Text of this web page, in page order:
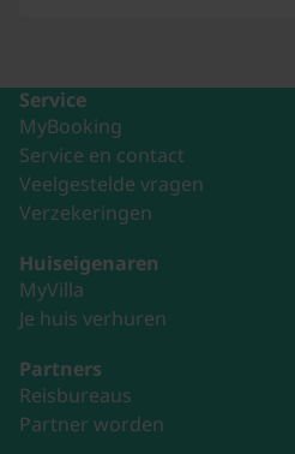
Service
MyBooking
Service en contact
Veelgestelde vragen
Verzekeringen
Huiseigenaren
MyVilla
Je huis verhuren
Partners
Reisbureaus
Partner worden